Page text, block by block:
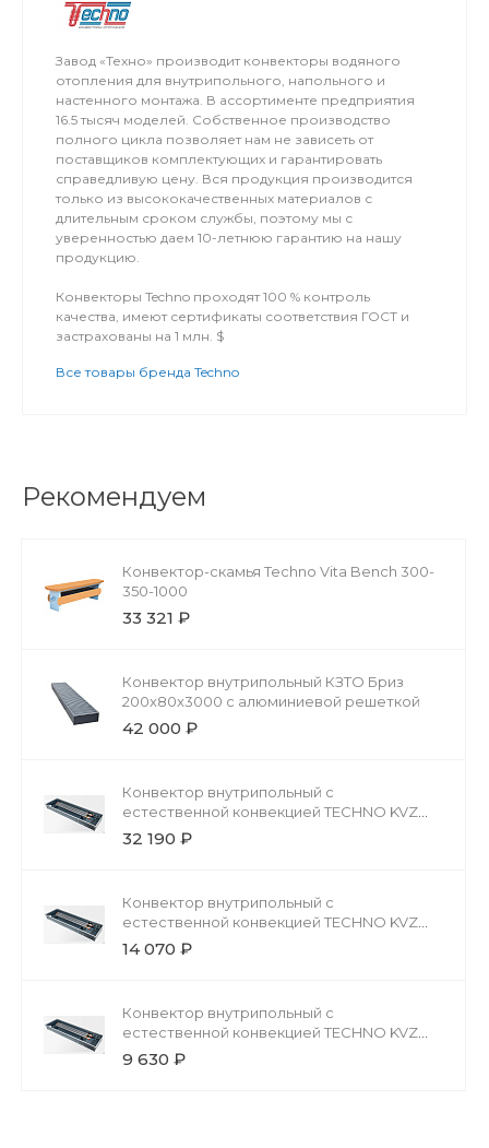
Завод «Техно» производит конвекторы водяного
отопления для внутрипольного, напольного и
настенного монтажа. В ассортименте предприятия
16.5 тысяч моделей. Собственное производство
полного цикла позволяет нам не зависеть от
поставщиков комплектующих и гарантировать
справедливую цену. Вся продукция производится
только из высококачественных материалов с
длительным сроком службы, поэтому мы с
уверенностью даем 10-летнюю гарантию на нашу
продукцию.
Конвекторы Techno проходят 100 % контроль
качества, имеют сертификаты соответствия ГОСТ и
застрахованы на 1 млн. $
Все товары бренда Techno
Рекомендуем
Конвектор-скамья Techno Vita Bench 300-
350-1000
33 321 ₽
Конвектор внутрипольный КЗТО Бриз
200x80x3000 с алюминиевой решеткой
42 000 ₽
Конвектор внутрипольный с
естественной конвекцией TECHNO KVZ
200-85-3000 без решетки
32 190 ₽
Конвектор внутрипольный с
естественной конвекцией TECHNO KVZ
200-85-1500 без решетки
14 070 ₽
Конвектор внутрипольный с
естественной конвекцией TECHNO KVZ
200-85-800 без решетки
9 630 ₽